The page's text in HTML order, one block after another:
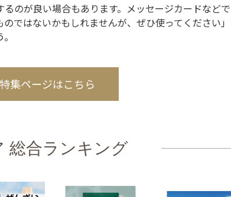
のが良い場合もあります。メッセージカードな
ではないかもしれませんが、ぜひ使ってください
集ページはこちら
総合ランキング